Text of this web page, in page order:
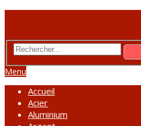
Menu
Accueil
Acier
Aluminium